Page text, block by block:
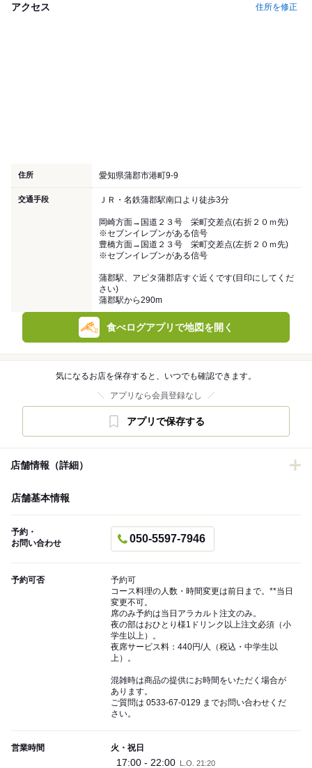
アクセス 住所を修正
住所 愛知県蒲郡市港町9-9
交通手段 ＪＲ・名鉄蒲郡駅南口より徒歩3分
岡崎方面→国道２３号 栄町交差点(右折２０ｍ先)
※セブンイレブンがある信号
豊橋方面→国道２３号 栄町交差点(左折２０ｍ先)
※セブンイレブンがある信号
蒲郡駅、アピタ蒲郡店すぐ近くです(目印にしてくだ
さい)
蒲郡駅から290m
食べログアプリで地図を開く
気になるお店を保存すると、いつでも確認できます。
アプリなら会員登録なし
アプリで保存する
店舗情報（詳細）
店舗基本情報
予約・
お問い合わせ
050-5597-7946
予約可否
予約可
コース料理の人数・時間変更は前日まで。**当日
変更不可。
席のみ予約は当日アラカルト注文のみ。
夜の部はおひとり様1ドリンク以上注文必須（小
学生以上）。
夜席サービス料：440円/人（税込・中学生以
上）。
混雑時は商品の提供にお時間をいただく場合が
あります。
ご質問は 0533-67-0129 までお問い合わせくだ
さい。
営業時間 火・祝日
17:00 - 22:00 L.O. 21:20